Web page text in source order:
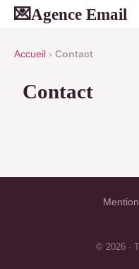
💌Agence Email
Accueil › Contact
Contact
© 2026 ·